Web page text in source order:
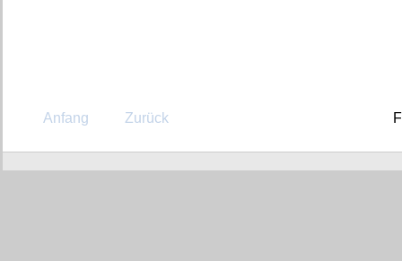
Anfang Zurück